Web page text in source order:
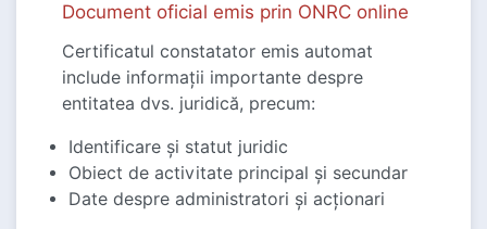
Document oficial emis prin ONRC online
Certificatul constatator emis automat
include informații importante despre
entitatea dvs. juridică, precum:
Identificare și statut juridic
Obiect de activitate principal și secundar
Date despre administratori și acționari